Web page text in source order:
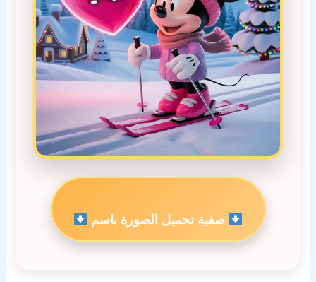
صفية تحميل الصورة باسم